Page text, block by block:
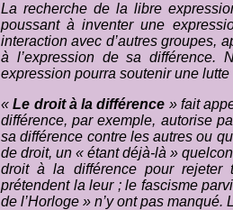
La recherche de la libre
poussant à inventer une
interaction avec d’autres groupes,
à l’expression de sa différence.
expression pourra soutenir une
«Le droit à la différence » fait
différence, par exemple, autorise
sa différence contre les autres ou
de droit, un « étant déjà-là »
droit à la différence pour rejeter
prétendent la leur ; le fascisme
de l’Horloge » n’y ont pas